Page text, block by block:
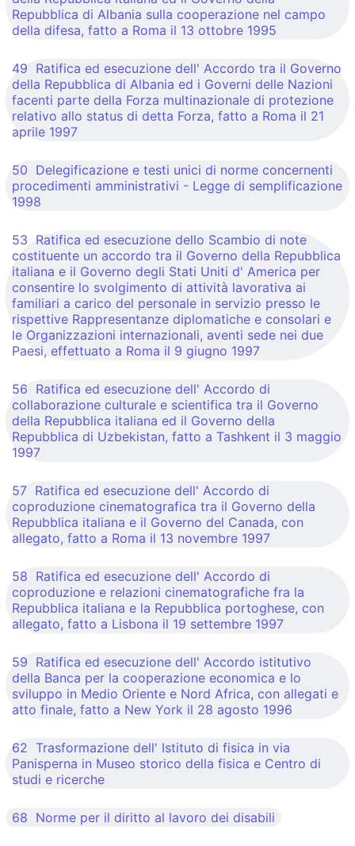
Repubblica di Albania sulla cooperazione nel campo
della difesa, fatto a Roma il 13 ottobre 1995
49 Ratifica ed esecuzione dell' Accordo tra il Governo
della Repubblica di Albania ed i Governi delle Nazioni
facenti parte della Forza multinazionale di protezione
relativo allo status di detta Forza, fatto a Roma il 21
aprile 1997
50 Delegificazione e testi unici di norme concernenti
procedimenti amministrativi - Legge di semplificazione
1998
53 Ratifica ed esecuzione dello Scambio di note
costituente un accordo tra il Governo della Repubblica
italiana e il Governo degli Stati Uniti d' America per
consentire lo svolgimento di attività lavorativa ai
familiari a carico del personale in servizio presso le
rispettive Rappresentanze diplomatiche e consolari e
le Organizzazioni internazionali, aventi sede nei due
Paesi, effettuato a Roma il 9 giugno 1997
56 Ratifica ed esecuzione dell' Accordo di
collaborazione culturale e scientifica tra il Governo
della Repubblica italiana ed il Governo della
Repubblica di Uzbekistan, fatto a Tashkent il 3 maggio
1997
57 Ratifica ed esecuzione dell' Accordo di
coproduzione cinematografica tra il Governo della
Repubblica italiana e il Governo del Canada, con
allegato, fatto a Roma il 13 novembre 1997
58 Ratifica ed esecuzione dell' Accordo di
coproduzione e relazioni cinematografiche fra la
Repubblica italiana e la Repubblica portoghese, con
allegato, fatto a Lisbona il 19 settembre 1997
59 Ratifica ed esecuzione dell' Accordo istitutivo
della Banca per la cooperazione economica e lo
sviluppo in Medio Oriente e Nord Africa, con allegati e
atto finale, fatto a New York il 28 agosto 1996
62 Trasformazione dell' Istituto di fisica in via
Panisperna in Museo storico della fisica e Centro di
studi e ricerche
68 Norme per il diritto al lavoro dei disabili